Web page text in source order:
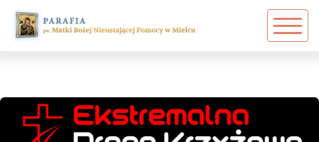
Duszpasterze
Arcybractwo Serca Pana Jezusa
PPT - Grupa 17